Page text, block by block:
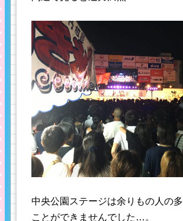
中央公園ステージは余りもの人の
ことができませんでした…。